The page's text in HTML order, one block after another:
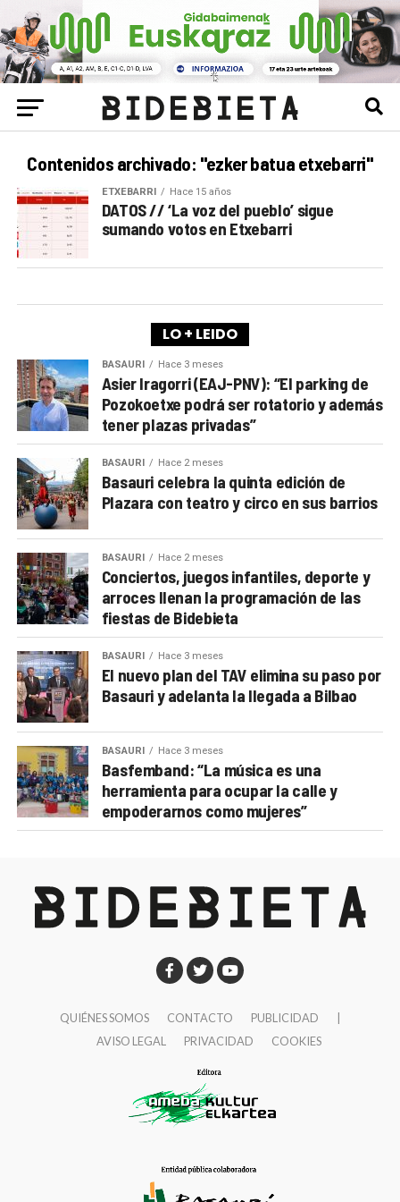
Contenidos archivado: "ezker batua etxebarri"
ETXEBARRI Hace 15 años
DATOS // ‘La voz del pueblo’ sigue
sumando votos en Etxebarri
LO + LEIDO
BASAURI Hace 3 meses
Asier Iragorri (EAJ-PNV): “El parking de
Pozokoetxe podrá ser rotatorio y además
tener plazas privadas”
BASAURI Hace 2 meses
Basauri celebra la quinta edición de
Plazara con teatro y circo en sus barrios
BASAURI Hace 2 meses
Conciertos, juegos infantiles, deporte y
arroces llenan la programación de las
fiestas de Bidebieta
BASAURI Hace 3 meses
El nuevo plan del TAV elimina su paso por
Basauri y adelanta la llegada a Bilbao
BASAURI Hace 3 meses
Basfemband: “La música es una
herramienta para ocupar la calle y
empoderarnos como mujeres”
QUIÉNES SOMOS CONTACTO PUBLICIDAD
AVISO LEGAL
PRIVACIDAD COOKIES